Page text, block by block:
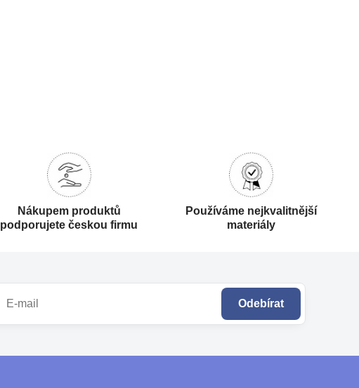
Nákupem produktů
podporujete českou firmu
Používáme nejkvalitnější
materiály
Odebírat